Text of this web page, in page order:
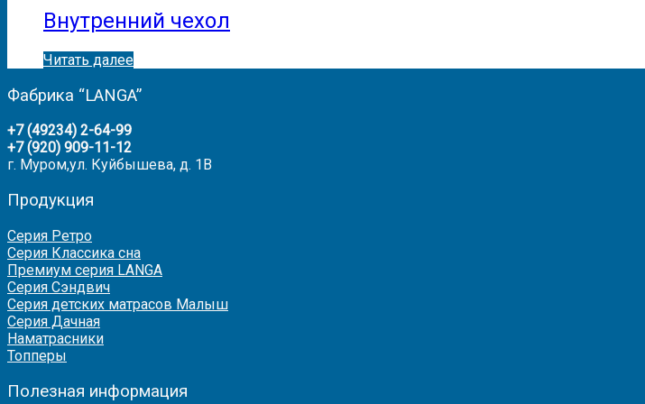
Внутренний чехол
Читать далее
Фабрика “LANGA”
+7 (49234) 2-64-99
+7 (920) 909-11-12
г. Муром,ул. Куйбышева, д. 1В
Продукция
Серия Ретро
Серия Классика сна
Премиум серия LANGA
Серия Сэндвич
Серия детских матрасов Малыш
Серия Дачная
Наматрасники
Топперы
Полезная информация